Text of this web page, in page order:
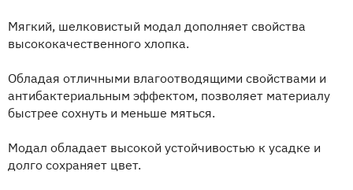
Мягкий, шелковистый модал дополняет свойства
высококачественного хлопка.
Обладая отличными влагоотводящими свойствами и
антибактериальным эффектом, позволяет материалу
быстрее сохнуть и меньше мяться.
Модал обладает высокой устойчивостью к усадке и
долго сохраняет цвет.